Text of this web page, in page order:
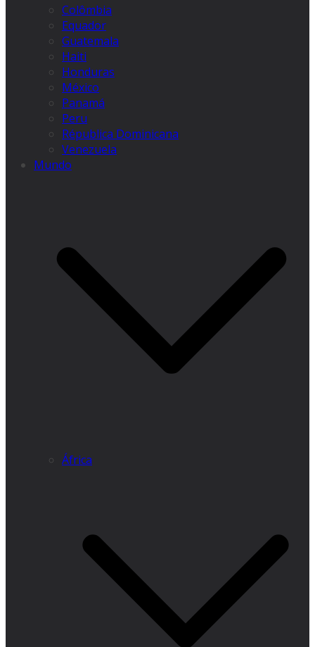
Colômbia
Equador
Guatemala
Haiti
Honduras
México
Panamá
Peru
Républica Dominicana
Venezuela
Mundo
África